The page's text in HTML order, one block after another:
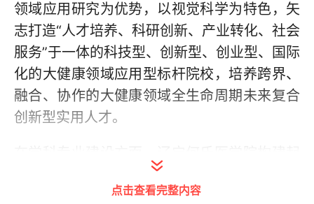
领域应用研究为优势，以视觉科学为特色，矢
志打造“人才培养、科研创新、产业转化、社会
服务”于一体的科技型、创新型、创业型、国际
化的大健康领域应用型标杆院校，培养跨界、
融合、协作的大健康领域全生命周期未来复合
创新型实用人才。
多元融合的教育生态，强化实践教学，将“应用
型人才培养”目标贯穿教学全过程，形成独具特
点击查看完整内容